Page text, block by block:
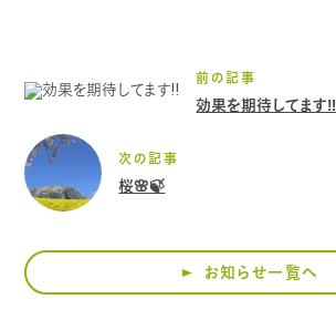
前の記事
効果を期待してます‼️
次の記事
桜🌸🍃
お知らせ一覧へ